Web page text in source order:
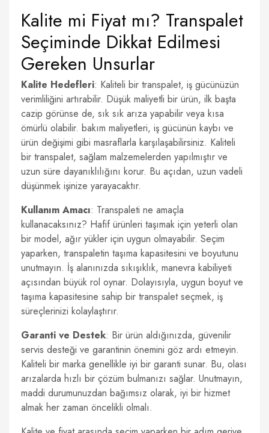
Kalite mi Fiyat mı? Transpalet
Seçiminde Dikkat Edilmesi
Gereken Unsurlar
Kalite Hedefleri: Kaliteli bir transpalet, iş gücünüzün
verimliliğini artırabilir. Düşük maliyetli bir ürün, ilk başta
cazip görünse de, sık sık arıza yapabilir veya kısa
ömürlü olabilir. bakım maliyetleri, iş gücünün kaybı ve
ürün değişimi gibi masraflarla karşılaşabilirsiniz. Kaliteli
bir transpalet, sağlam malzemelerden yapılmıştır ve
uzun süre dayanıklılığını korur. Bu açıdan, uzun vadeli
düşünmek işinize yarayacaktır.
Kullanım Amacı: Transpaleti ne amaçla
kullanacaksınız? Hafif ürünleri taşımak için yeterli olan
bir model, ağır yükler için uygun olmayabilir. Seçim
yaparken, transpaletin taşıma kapasitesini ve boyutunu
unutmayın. İş alanınızda sıkışıklık, manevra kabiliyeti
açısından büyük rol oynar. Dolayısıyla, uygun boyut ve
taşıma kapasitesine sahip bir transpalet seçmek, iş
süreçlerinizi kolaylaştırır.
Garanti ve Destek: Bir ürün aldığınızda, güvenilir
servis desteği ve garantinin önemini göz ardı etmeyin.
Kaliteli bir marka genellikle iyi bir garanti sunar. Bu, olası
arızalarda hızlı bir çözüm bulmanızı sağlar. Unutmayın,
maddi durumunuzdan bağımsız olarak, iyi bir hizmet
almak her zaman öncelikli olmalı.